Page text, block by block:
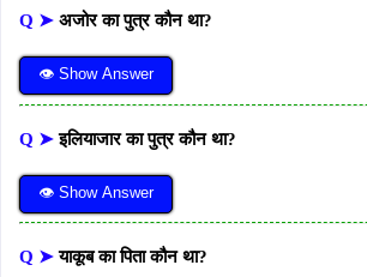
Q ➤ अजोर का पुत्र कौन था?
👁 Show Answer
Q ➤इलियाजार का पुत्र कौन था?
👁 Show Answer
Q ➤याकूब का पिता कौन था?